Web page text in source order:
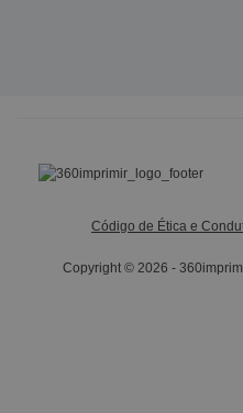
Código de Ética e
Copyright © 2026 -